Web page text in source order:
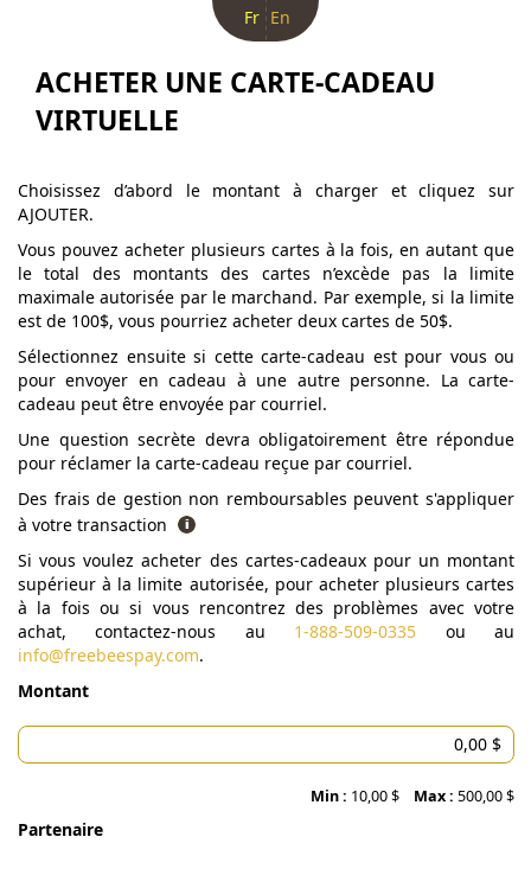
Fr En
ACHETER UNE CARTE-CADEAU
VIRTUELLE
Choisissez d’abord le montant à charger et cliquez sur
AJOUTER.
Vous pouvez acheter plusieurs cartes à la fois, en autant que
le total des montants des cartes n’excède pas la limite
maximale autorisée par le marchand. Par exemple, si la limite
est de 100$, vous pourriez acheter deux cartes de 50$.
Sélectionnez ensuite si cette carte-cadeau est pour vous ou
pour envoyer en cadeau à une autre personne. La carte-
cadeau peut être envoyée par courriel.
Une question secrète devra obligatoirement être répondue
pour réclamer la carte-cadeau reçue par courriel.
Des frais de gestion non remboursables peuvent s'appliquer
à votre transaction
Si vous voulez acheter des cartes-cadeaux pour un montant
supérieur à la limite autorisée, pour acheter plusieurs cartes
à la fois ou si vous rencontrez des problèmes avec votre
achat, contactez-nous au 1-888-509-0335 ou au
info@freebeespay.com.
Montant
Min : 10,00 $ Max : 500,00 $
Partenaire